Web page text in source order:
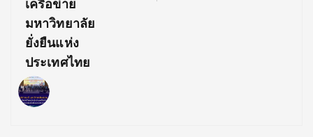
เครือข่าย
มหาวิทยาลัย
ยั่งยืนแห่ง
ประเทศไทย